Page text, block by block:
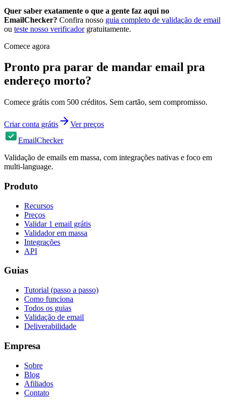
Quer saber exatamente o que a gente faz aqui no
EmailChecker? Confira nosso guia completo de validação de email
ou teste nosso verificadorgratuitamente.
Comece agora
Pronto pra parar de mandar email pra
endereço morto?
Comece grátis com 500 créditos. Sem cartão, sem compromisso.
Criar conta grátis
Ver preços
EmailChecker
Validação de emails em massa, com integrações nativas e foco em
multi-language.
Produto
Recursos
Preços
Validar 1 email grátis
Validador em massa
Integrações
API
Guias
Tutorial (passo a passo)
Como funciona
Todos os guias
Validação de email
Deliverabilidade
Empresa
Sobre
Blog
Afiliados
Contato